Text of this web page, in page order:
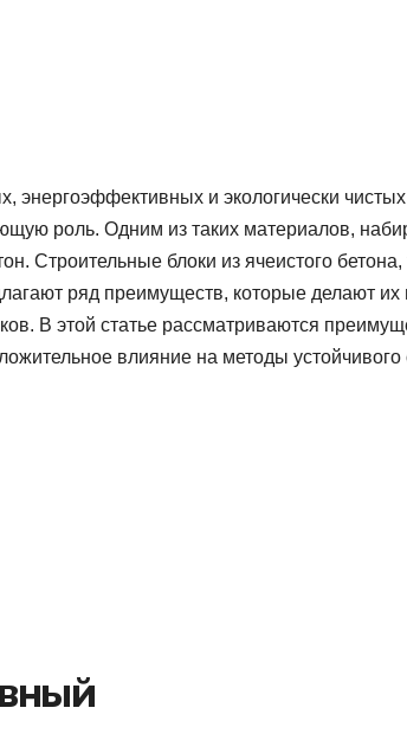
энергоэффективных и экологически
роль. Одним из таких материалов,
Строительные блоки из ячеистого
ряд преимуществ, которые делают
В этой статье рассматриваются
влияние на методы устойчивого